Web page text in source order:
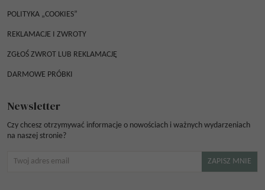
POLITYKA „COOKIES”
REKLAMACJE I ZWROTY
ZGŁOŚ ZWROT LUB REKLAMACJĘ
DARMOWE PRÓBKI
Newsletter
Czy chcesz otrzymywać informacje o nowościach i ważnych wydarzeniach
na naszej stronie?